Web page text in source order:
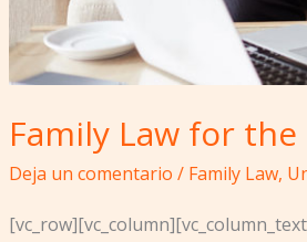
Family Law for the
Deja un comentario / Family Law,